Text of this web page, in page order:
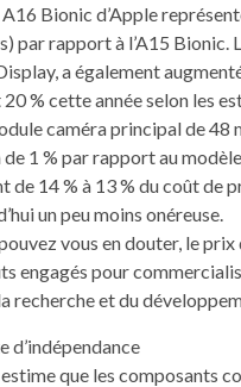
Bionic d’Apple
par rapport à l’A15 Bionic.
a également
% cette année selon les
caméra principal de
1 % par rapport au
de 14 % à 13 % du coût
un peu moins onéreuse.
vous en douter, le
engagés pour
recherche et du
d’indépendance
que les composants